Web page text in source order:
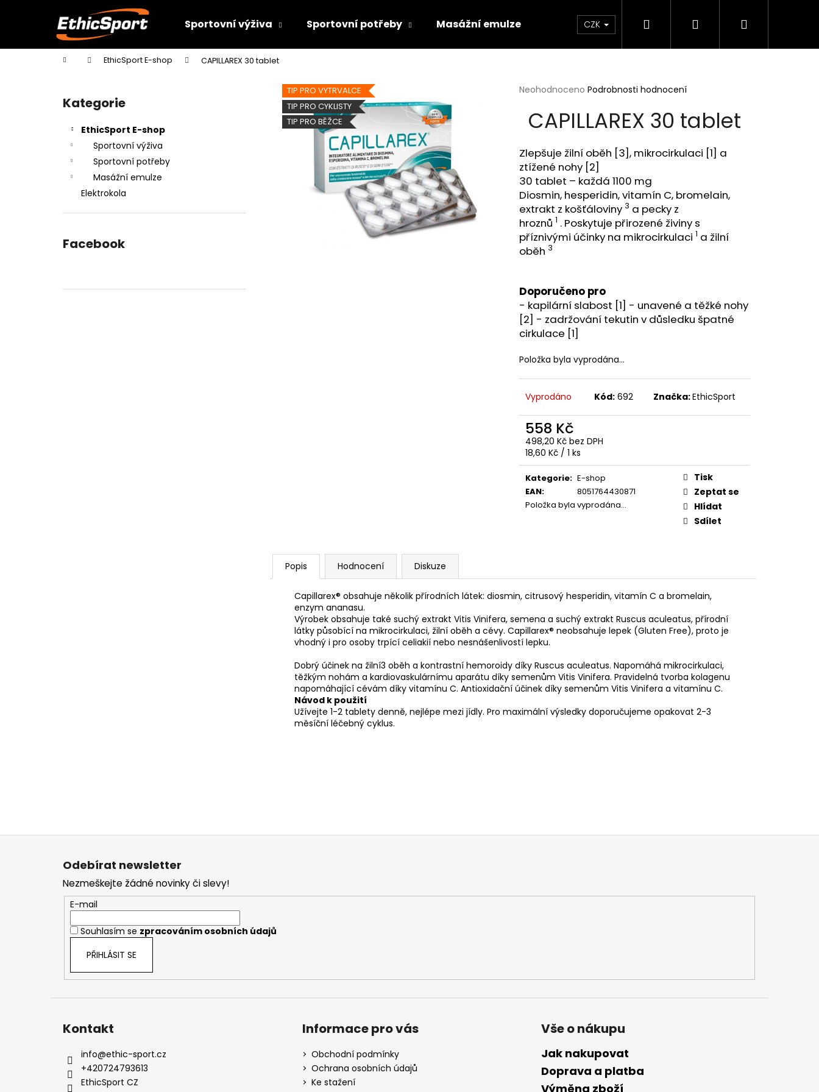
Sportovní výživa Sportovní potřeby Masážní emulze Elektrokola Kontakty Informace o
CZK Hledat PřihlášeníNákupní
Domů EthicSport E-shop CAPILLAREX 30 tablet
Přeskočit
kategorie
Kategorie
EthicSport E-shop
Sportovní výživa
Sportovní potřeby
Masážní emulze
Elektrokola
Facebook
Průměrné
produktu
z
5
hvězdiček.
Neohodnoceno Podrobnosti hodnocení
CAPILLAREX 30 tablet
Zlepšuje žilní oběh [3], mikrocirkulaci [1] a
ztížené nohy [2]
30 tablet – každá 1100 mg
Diosmin, hesperidin, vitamín C, bromelain,
extrakt z košťáloviny 3 a pecky z
hroznů 1 . Poskytuje přirozené živiny s
příznivými účinky na mikrocirkulaci 1 a žilní
oběh 3
Doporučeno pro
- kapilární slabost [1] - unavené a těžké nohy
[2] - zadržování tekutin v důsledku špatné
cirkulace [1]
Položka byla vyprodána…
Vyprodáno Kód: 692 Značka:EthicSport
558 Kč
498,20 Kč bez DPH
Měrná
cena:
18,60 Kč / 1 ks
Kategorie: E-shop
EAN:
8051764430871
Položka byla vyprodána…
Tisk
Zeptat se
Hlídat
Sdílet
TIP PRO VYTRVALCE
TIP PRO CYKLISTY
TIP PRO BĚŽCE
Popis Hodnocení Diskuze
Capillarex® obsahuje několik přírodních látek: diosmin, citrusový hesperidin, vitamín C a bromelain,
enzym ananasu.
Výrobek obsahuje také suchý extrakt Vitis Vinifera, semena a suchý extrakt Ruscus aculeatus, přírodní
látky působící na mikrocirkulaci, žilní oběh a cévy. Capillarex® neobsahuje lepek (Gluten Free), proto je
vhodný i pro osoby trpící celiakií nebo nesnášenlivostí lepku.
Dobrý účinek na žilní3 oběh a kontrastní hemoroidy díky Ruscus aculeatus. Napomáhá mikrocirkulaci,
těžkým nohám a kardiovaskulárnímu aparátu díky semenům Vitis Vinifera. Pravidelná tvorba kolagenu
napomáhající cévám díky vitamínu C. Antioxidační účinek díky semenům Vitis Vinifera a vitamínu C.
Návod k použití
Užívejte 1-2 tablety denně, nejlépe mezi jídly. Pro maximální výsledky doporučujeme opakovat 2-3
měsíční léčebný cyklus.
í
Zpět
do
Zpět
do
Doporučujeme
Z
Odebírat newsletter
Nezmeškejte žádné novinky či slevy!
E-mail
Souhlasím se zpracováním osobních údajů
PŘIHLÁSIT SE
Kontakt
info@ethic-sport.cz
+420724793613
EthicSport CZ
Informace pro vás
Obchodní podmínky
Ochrana osobních údajů
Ke stažení
Vše o nákupu
Jak nakupovat
Doprava a platba
Výměna zboží